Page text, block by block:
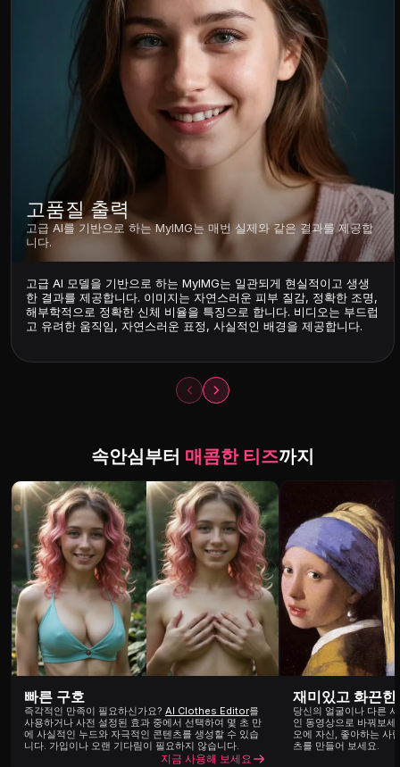
고품질 출력
고급 AI를 기반으로 하는 MyIMG는 매번 실제와 같은 결과를 제공합
니다.
고급 AI 모델을 기반으로 하는 MyIMG는 일관되게 현실적이고 생생
한 결과를 제공합니다. 이미지는 자연스러운 피부 질감, 정확한 조명,
해부학적으로 정확한 신체 비율을 특징으로 합니다. 비디오는 부드럽
고 유려한 움직임, 자연스러운 표정, 사실적인 배경을 제공합니다.
속안심부터 매콤한 티즈까지
빠른 구호
즉각적인 만족이 필요하신가요? AI Clothes Editor를
사용하거나 사전 설정된 효과 중에서 선택하여 몇 초 만
에 사실적인 누드와 자극적인 콘텐츠를 생성할 수 있습
니다. 가입이나 오랜 기다림이 필요하지 않습니다.
지금 사용해 보세요
재미있고 화끈
당신의 얼굴이나 다른
인 동영상으로 바꿔보
오에 자신, 좋아하는 사
츠를 만들어 보세요.